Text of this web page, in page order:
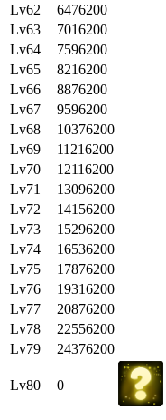
Lv62
6476200
Lv63
7016200
Lv64
7596200
Lv65
8216200
Lv66
8876200
Lv67
9596200
Lv68
10376200
Lv69
11216200
Lv70
12116200
Lv71
13096200
Lv72
14156200
Lv73
15296200
Lv74
16536200
Lv75
17876200
Lv76
19316200
Lv77
20876200
Lv78
22556200
Lv79
24376200
Lv80
0